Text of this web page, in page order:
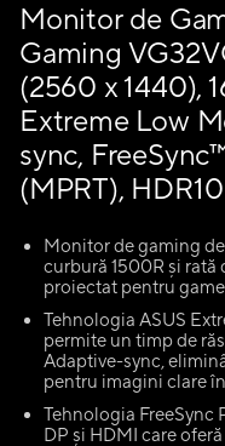
Monitor de
Gaming
(2560 x 1440),
Extreme Low
sync,
(MPRT), HDR10
Monitor de gaming
curbură 1500R și rată
proiectat pentru
Tehnologia ASUS
permite un timp de
Adaptive-sync,
pentru imagini clare
Tehnologia FreeSync
DP și HDMI care